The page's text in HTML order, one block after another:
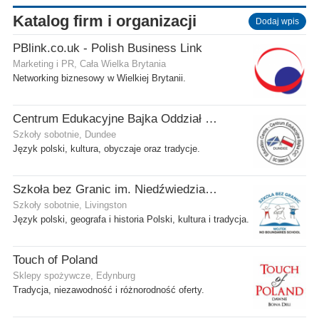
Katalog firm i organizacji Dodaj wpis
PBlink.co.uk - Polish Business Link
Marketing i PR, Cała Wielka Brytania
Networking biznesowy w Wielkiej Brytanii.
Centrum Edukacyjne Bajka Oddział w Dundee
Szkoły sobotnie, Dundee
Język polski, kultura, obyczaje oraz tradycje.
Szkoła bez Granic im. Niedźwiedzia Wojtka
Szkoły sobotnie, Livingston
Język polski, geografa i historia Polski, kultura i tradycja.
Touch of Poland
Sklepy spożywcze, Edynburg
Tradycja, niezawodność i różnorodność oferty.